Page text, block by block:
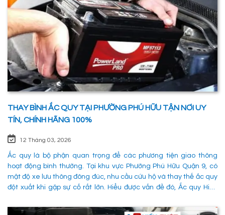
THAY BÌNH ẮC QUY TẠI PHƯỜNG PHÚ HỮU TẬN NƠI UY
TÍN, CHÍNH HÃNG 100%
12 Tháng 03, 2026
Ắc quy là bộ phận quan trọng để các phương tiện giao thông
hoạt động bình thường. Tại khu vực Phường Phú Hữu Quận 9, có
mật độ xe lưu thông đông đúc, nhu cầu cứu hộ và thay thế ắc quy
đột xuất khi gặp sự cố rất lớn. Hiểu được vấn đề đó, Ắc quy Hiếu
Hữu Quận 9 một cách nhanh chóng, chuyên nghiệp và đảm bảo